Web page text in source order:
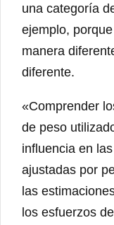
una categoría
ejemplo,
manera
diferente.
«Comprender
de peso
influencia en
ajustadas por
las
los esfuerzos